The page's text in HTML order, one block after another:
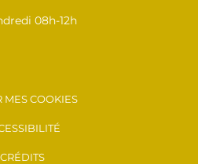
08h-12h
MES COOKIES
CRÉDITS